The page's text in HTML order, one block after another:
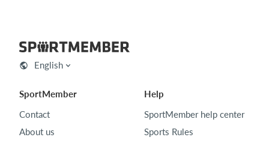
English
SportMember
Contact
About us
Help
SportMember help center
Sports Rules